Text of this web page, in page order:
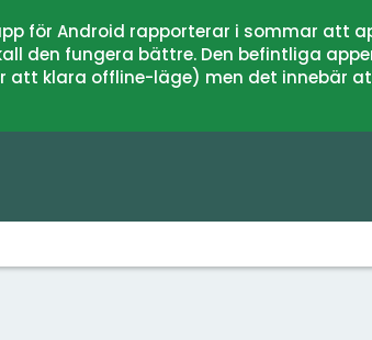
för Android rapporterar i sommar att
den fungera bättre. Den befintliga
att klara offline-läge) men det innebär